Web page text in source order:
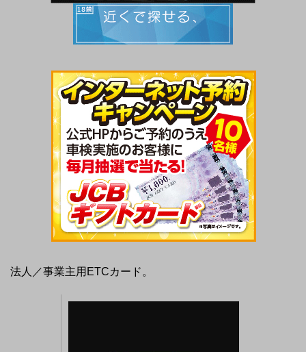
法人／事業主用ETCカード。